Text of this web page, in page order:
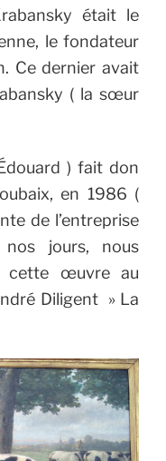
était le
le fondateur
Ce dernier avait
( la sœur
) fait don
en 1986 (
de l’entreprise
nos jours, nous
cette œuvre au
Diligent » La